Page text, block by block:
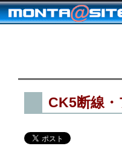
CK5断線